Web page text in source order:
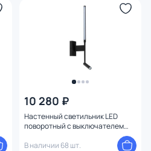
10 280 ₽
Настенный светильник LED
поворотный с выключателем
В наличии 68 шт.